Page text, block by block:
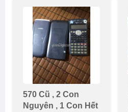
570 Cũ , 2 Con
Nguyên , 1 Con Hết